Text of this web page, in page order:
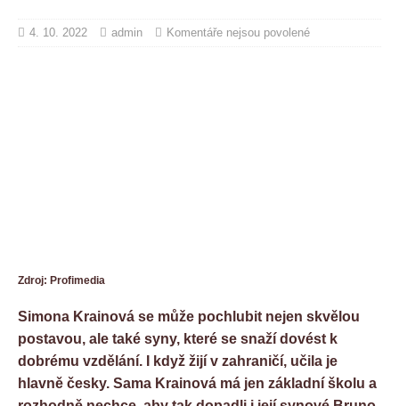
4. 10. 2022 admin Komentáře nejsou povolené
Zdroj: Profimedia
Simona Krainová se může pochlubit nejen skvělou
postavou, ale také syny, které se snaží dovést k
dobrému vzdělání. I když žijí v zahraničí, učila je
hlavně česky. Sama Krainová má jen základní školu a